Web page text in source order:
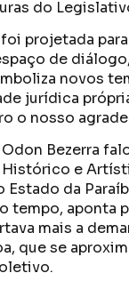
do
foi projetada
de
novos
jurídica
o nosso
Bezerra
e
da
tempo, aponta
mais a
que se